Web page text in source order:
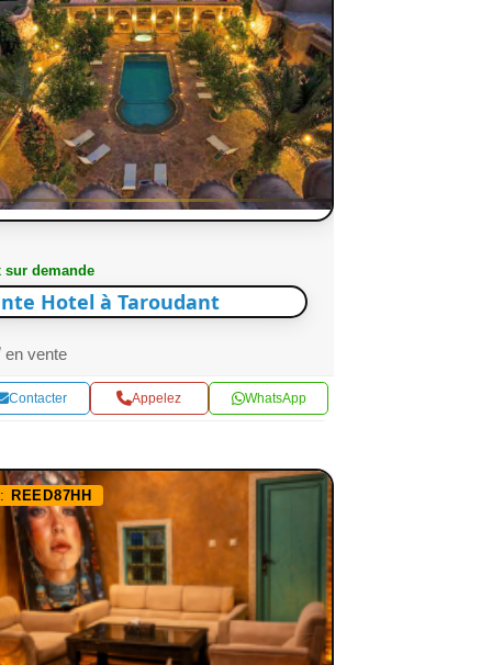
sur demande
Hotel à Taroudant
en vente
Contacter Appelez WhatsApp
REED87HH